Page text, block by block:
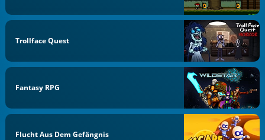
Trollface Quest
Fantasy RPG
Flucht Aus Dem Gefängnis